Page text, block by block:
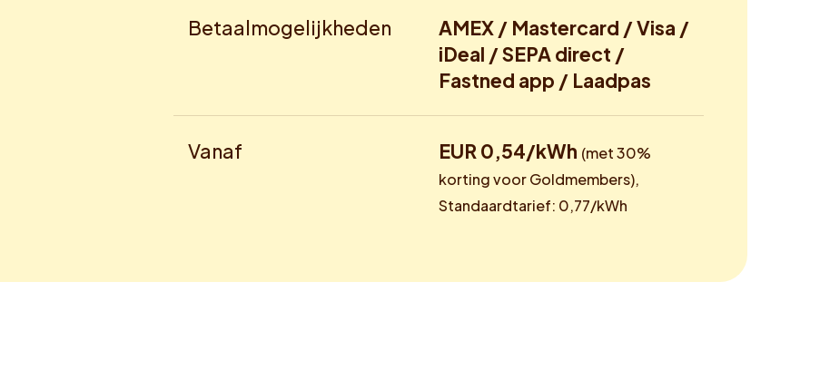
Betaalmogelijkheden
AMEX / Mastercard / Visa /
iDeal / SEPA direct /
Fastned app / Laadpas
Vanaf EUR 0,54/kWh (met 30%
korting voor Goldmembers),
Standaardtarief: 0,77/kWh